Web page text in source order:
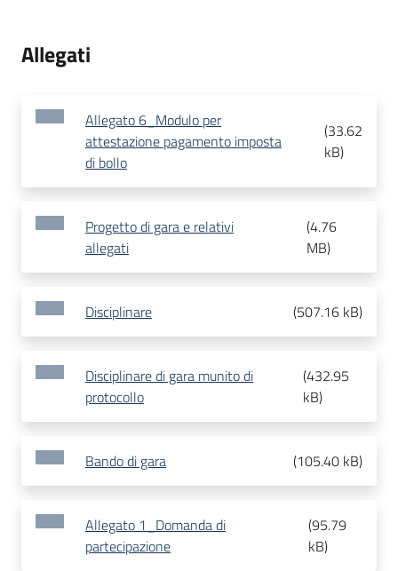
Allegati
Allegato 6_Modulo per
attestazione pagamento imposta
di bollo
(33.62
kB)
Progetto di gara e relativi
allegati
(4.76
MB)
Disciplinare (507.16 kB)
Disciplinare di gara munito di
protocollo
(432.95
kB)
Bando di gara (105.40 kB)
Allegato 1_Domanda di
partecipazione
(95.79
kB)